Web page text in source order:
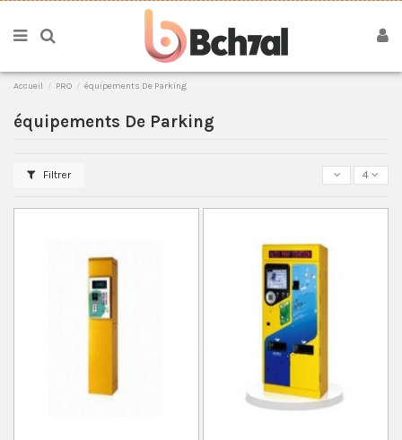
Accueil PRO équipements De Parking
équipements De Parking
Filtrer 4